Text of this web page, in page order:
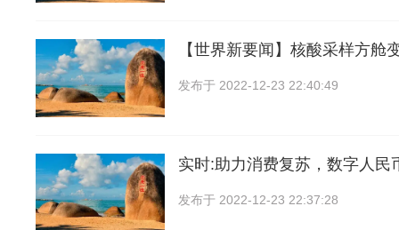
【世界新要闻】核酸采样方舱
发布于 2022-12-23 22:40:49
实时:助力消费复苏，数字人民
发布于 2022-12-23 22:37:28